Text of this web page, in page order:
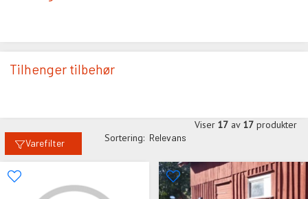
Tilhenger tilbehør
Varefilter Sortering: Relevans
Viser 17 av 17 produkter